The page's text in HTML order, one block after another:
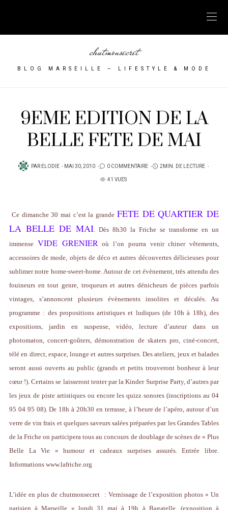
chutmonsecret
BLOG MARSEILLE – LIFESTYLE & MODE
9EME EDITION DE LA
BELLE FETE DE MAI
PAR ELODIE
PUBLIÉ
MAI 30, 2010 0 COMMENTAIRE
2MIN. DE LECTURE
41 VUES
Ce dimanche 30 mai c’est la grande FETE DE QUARTIER DE
LA BELLE DE MAI. Dès 8h30 la Friche se transforme en un
immense VIDE GRENIERoù l’on pourra venir chiner vêtements,
accessoires de mode, objets de déco et autres découvertes délicieuses pour
sublimer notre home-sweet-home. Autour de cet évènement, très attendu des
fouineurs en tout genre, troqueurs et autres dénicheurs de pièces parfois
vintages, s’annoncent plusieurs évènements insolites et décalés. Au
programme : des propositions artistiques et ludiques (de 10h à 18h), des
expositions, jardin en suspense, vidéo, lecture d’auteur dans un
photomaton, concert-goûters, démonstration de skaters pro, ciné-concert,
télé en direct, espace, lounge et autres surprises. Des ateliers, jeux et balades
seront aussi ouverts au public (grands et petits trouveront bonheur à leur
cœur !). Certains se laisseront tenter par la Kinder Surprise Party, d’autres par
les jeux de piste artistiques ou encore les quizz sonores (inscriptions au 04
95 04 95 08). De 18h à 20h30 en terrasse, à l’heure de l’apéro, autour d’un
verre de vin frais et quelques saveurs salées préparées par les Grandes Tables
de la Friche on participera tous au concours de doublage de scènes de « Plus
Belle La Vie » humour et cadeaux surprises assurés. Entrée libre.
Informations www.lafriche.org
L’idée en plus de chutmonsecret : Vernissage de l’exposition photos « Un
parisien à Marseille » lundi 31 mai à 19h à Bagatelle. (exposition à